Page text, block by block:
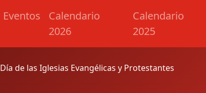
Eventos
Calendario
2026
Calendario
2025
Día de las Iglesias Evangélicas y Protestantes